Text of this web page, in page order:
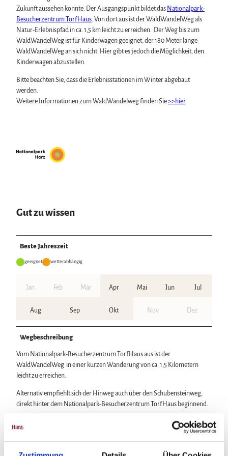
Zukunft aussehen könnte. Der Ausgangspunkt bildet das Nationalpark-
Besucherzentrum TorfHaus. Von dort aus ist der WaldWandelWeg als
Natur-Erlebnispfad in ca. 1,5 km leicht zu erreichen. Der Weg bis zum
WaldWandelWeg ist für Kinderwagen geeignet, der 180 Meter lange
WaldWandelWeg an sich nicht. Hier gibt es jedoch die Möglichkeit, den
Kinderwagen abzustellen.
Bitte beachten Sie, dass die Erlebnisstationen im Winter abgebaut
werden.
Weitere Informationen zum WaldWandelweg finden Sie>>hier.
Gut zu wissen
Beste Jahreszeit
geeignet wetterabhängig
Jan Feb Mär Apr Mai Jun Jul
Aug Sep Okt Nov Dez
Wegbeschreibung
Vom Nationalpark-Besucherzentrum TorfHaus aus ist der
WaldWandelWeg in einer kurzen Wanderung von ca. 1,5 Kilometern
leicht zu erreichen.
Alternativ empfiehlt sich der Hinweg auch über den Schubensteinweg,
direkt hinter dem Nationalpark-Besucherzentrum TorfHaus beginnend.
Als Rundwanderweg empfiehlt sich die ca. 4,5 km lange Tour"Rund um